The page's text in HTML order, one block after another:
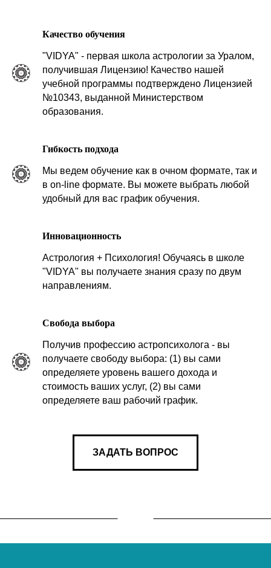
Качество обучения
"VIDYA" - первая школа астрологии за Уралом,
получившая Лицензию! Качество нашей
учебной программы подтверждено Лицензией
№10343, выданной Министерством
образования.
Гибкость подхода
Мы ведем обучение как в очном формате, так и
в on-line формате. Вы можете выбрать любой
удобный для вас график обучения.
Инновационность
Астрология + Психология! Обучаясь в школе
"VIDYA" вы получаете знания сразу по двум
направлениям.
Свобода выбора
Получив профессию астропсихолога - вы
получаете свободу выбора: (1) вы сами
определяете уровень вашего дохода и
стоимость ваших услуг, (2) вы сами
определяете ваш рабочий график.
ЗАДАТЬ ВОПРОС